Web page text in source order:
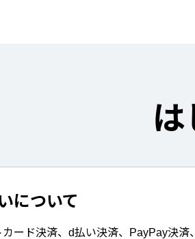
について
カード決済、d払い決済、PayPay決済